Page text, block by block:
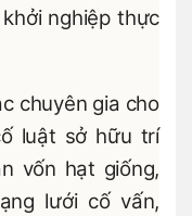
nghiệp thực
chuyên gia cho
luật sở hữu trí
vốn hạt giống,
lưới cố vấn,